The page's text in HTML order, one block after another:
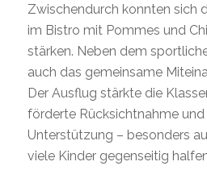
Zwischendurch konnten sich
im Bistro mit Pommes und
stärken. Neben dem
auch das gemeinsame
Der Ausflug stärkte die
förderte Rücksichtnahme
Unterstützung – besonders
viele Kinder gegenseitig